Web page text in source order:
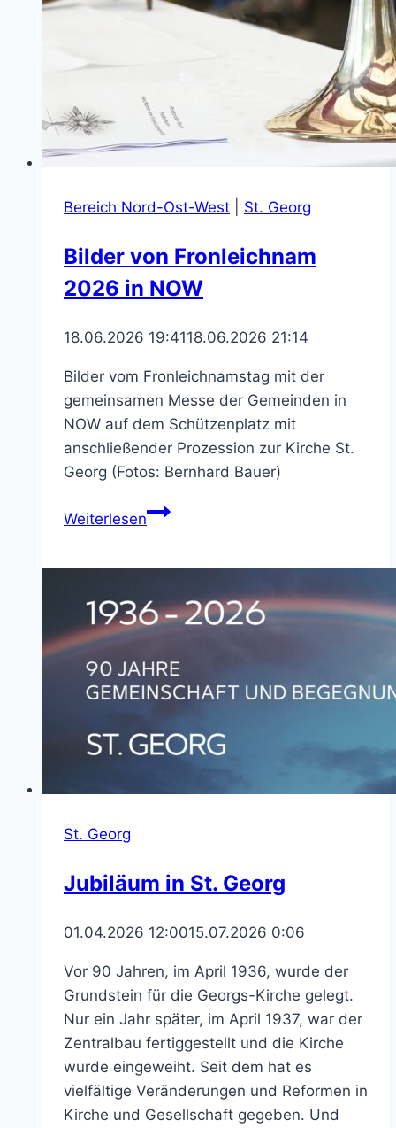
Bereich Nord-Ost-West St. Georg
Bilder von Fronleichnam
2026 in NOW
18.06.2026 19:4118.06.2026 21:14
Bilder vom Fronleichnamstag mit der
gemeinsamen Messe der Gemeinden in
NOW auf dem Schützenplatz mit
anschließender Prozession zur Kirche St.
Georg (Fotos: Bernhard Bauer)
WeiterlesenBilder
in
NOW
St. Georg
Jubiläum in St. Georg
01.04.2026 12:0015.07.2026 0:06
Vor 90 Jahren, im April 1936, wurde der
Grundstein für die Georgs-Kirche gelegt.
Nur ein Jahr später, im April 1937, war der
Zentralbau fertiggestellt und die Kirche
wurde eingeweiht. Seit dem hat es
vielfältige Veränderungen und Reformen in
Kirche und Gesellschaft gegeben. Und